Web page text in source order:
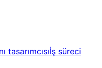
tasarımcısıİş süreci